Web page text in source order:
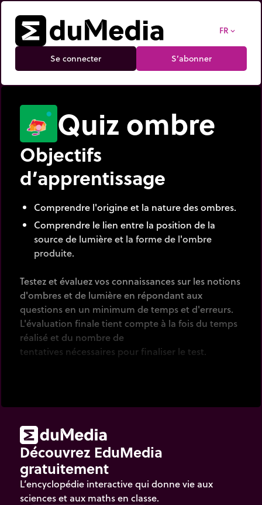
FR expand_more
Se connecter S’abonner
Quiz ombre
Objectifs
d’apprentissage
Comprendre l'origine et la nature des ombres.
Comprendre le lien entre la position de la
source de lumière et la forme de l'ombre
produite.
Testez et évaluez vos connaissances sur les notions
d'ombres et de lumière en répondant aux
questions en un minimum de temps et d'erreurs.
L'évaluation finale tient compte à la fois du temps
réalisé et du nombre de
tentatives nécessaires pour finaliser le test.
Découvrez EduMedia
gratuitement
L’encyclopédie interactive qui donne vie aux
sciences et aux maths en classe.